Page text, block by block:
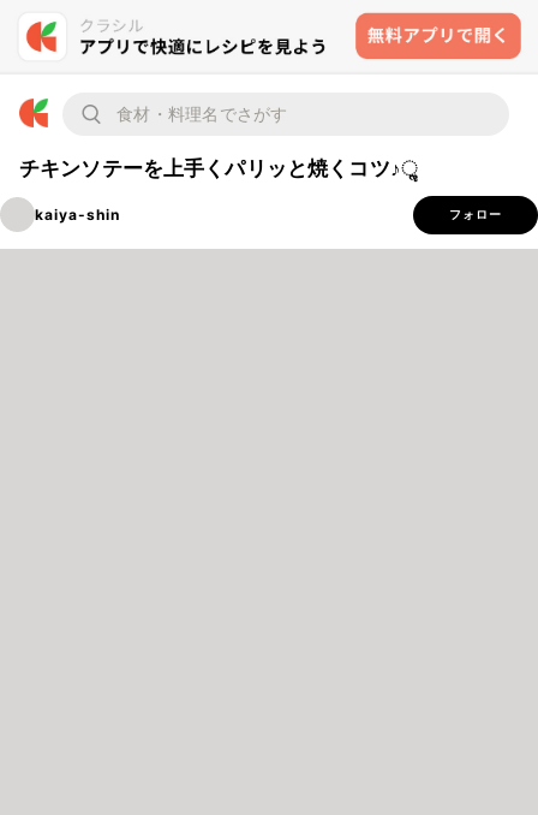
チキンソテーを上手くパリッと焼くコツ♪ૢ
kaiya-shin フォロー